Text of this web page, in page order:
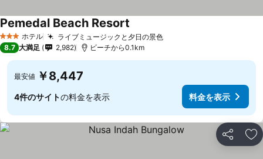
3 ホテルのランク
ホテル ライブミュージックと夕日の景色料金を表示
Pemedal Beach Resort
8.7 大満足 2,982 ビーチから0.1km
最安値 ￥8,447
4件のサイトの料金を表示 料金を表示
シェア お